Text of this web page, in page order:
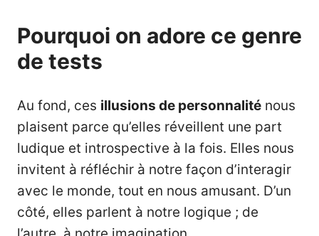
Pourquoi on adore ce genre
de tests
Au fond, ces illusions de personnalité nous
plaisent parce qu’elles réveillent une part
ludique et introspective à la fois. Elles nous
invitent à réfléchir à notre façon d’interagir
avec le monde, tout en nous amusant. D’un
côté, elles parlent à notre logique ; de